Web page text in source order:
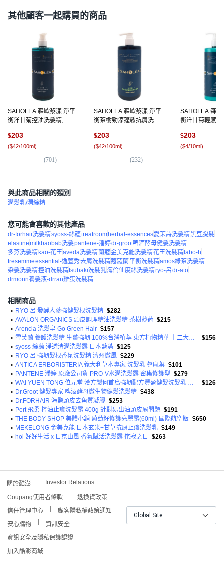
其他顧客一起購買的商品
SAHOLEA 森歐黎漾 淨平
衡洋甘菊控油洗髮精,
$203
($42/100ml)
(701)
SAHOLEA 森歐黎漾 淨平
衡茶樹勁涼蓬鬆抗屑洗髮
$203
($42/100ml)
(232)
SAHOLEA 森歐
衡洋甘菊輕感護
$203
($4/10ml)
與此商品相關的類別
潤髮乳/潤絲精
您可能會喜歡的其他產品
dr-forhair洗髮精syoss-絲蘊treatroomherbal-essences愛茉詩洗髮精黑豆脫髮
elastinemilkbaobab洗髮pantene-潘婷dr-groot啤酒酵母健髮洗髮精
多芬洗髮精kao-花王aveda洗髮精蘭蔻金美克能洗髮精花王洗髮精labo-h
tresemmeessential-逸萱秀去屑洗髮精蔻蘿蘭平衡洗髮精amos綠茶洗髮精
染髮洗髮精控油洗髮精tsubaki洗髮乳海倫仙度絲洗髮精ryo-呂dr-ato
drmorin養髮液-drran雞蛋洗髮精
相關商品
• RYO 呂 發酵人蔘強健髮根洗髮精 $282
• AVALON ORGANICS 頭皮調理精油洗髮精 茶樹薄荷 $215
• Arencia 洗髮皂 Go Green Hair $157
•
$156
• syoss 絲蘊 淨透清潤洗髮露 日本藍藻 $125
• RYO 呂 強韌髮根香氛洗髮精 濟州微風 $229
• ANTICA ERBORISTERIA 義大利草本專家 洗髮乳 蕁麻葉 $101
• PANTENE 潘婷 原廠公司貨 PRO-V水潤洗髮露 密集修護型 $279
•
$126
• Dr.Groot 健髮專家 啤酒酵母微生物健髮洗髮精 $438
• Dr.FORHAIR 海鹽頭皮去角質凝膠 $253
• Pert 飛柔 控油止癢洗髮露 400g 針對易出油頭皮屑問題 $191
• THE BODY SHOP 美體小舖 葡萄籽修護亮麗露(60ml)-國際航空版 $650
• MEKELONG 金美克能 日本玄米+甘草抗屑止癢洗髮乳 $149
• hoi 好好生活 x 日京山風 香氛賦活洗髮露 侘寂之日 $263
關於酷澎 Investor Relations
Coupang使用者條款
退換貨政策
信任管理中心
顧客隱私權政策通知
安心購物
資訊安全
資訊安全及隱私保護認證
加入酷澎商城
Global Site